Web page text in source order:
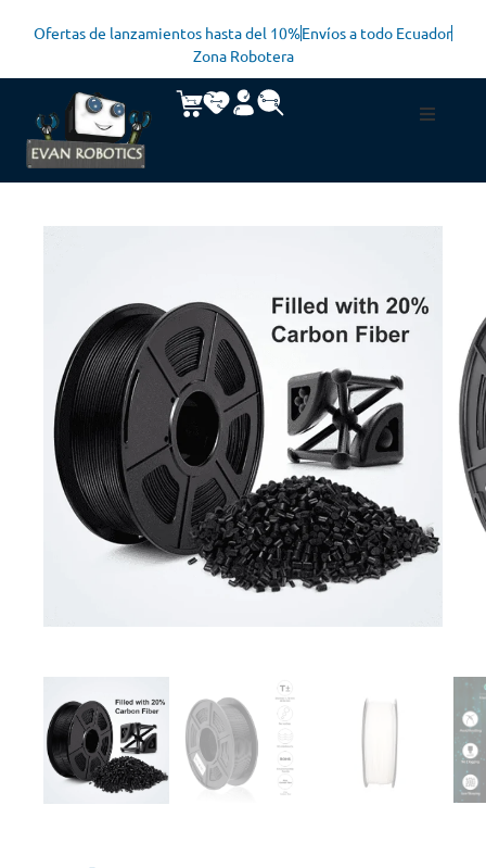
Ofertas de lanzamientos hasta del 10%Envíos a todo Ecuador
Zona Robotera